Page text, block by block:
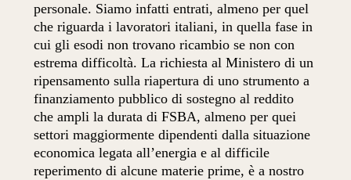
personale. Siamo infatti entrati, almeno per quel
che riguarda i lavoratori italiani, in quella fase in
cui gli esodi non trovano ricambio se non con
estrema difficoltà. La richiesta al Ministero di un
ripensamento sulla riapertura di uno strumento a
finanziamento pubblico di sostegno al reddito
che ampli la durata di FSBA, almeno per quei
settori maggiormente dipendenti dalla situazione
economica legata all’energia e al difficile
reperimento di alcune materie prime, è a nostro